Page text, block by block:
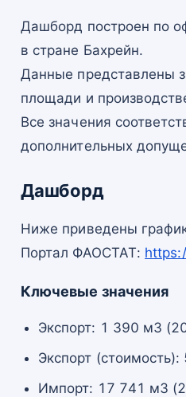
Дашборд построен по
в стране Бахрейн.
Данные представлены
площади и
Все значения
дополнительных
Дашборд
Ниже приведены
Портал ФАОСТАТ:
Ключевые значения
Экспорт: 1 390 м3
Экспорт
Импорт: 17 741 м3